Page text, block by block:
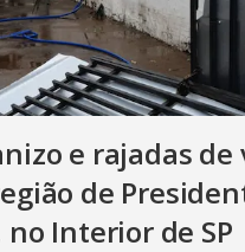
e rajadas de
de
Interior de SP